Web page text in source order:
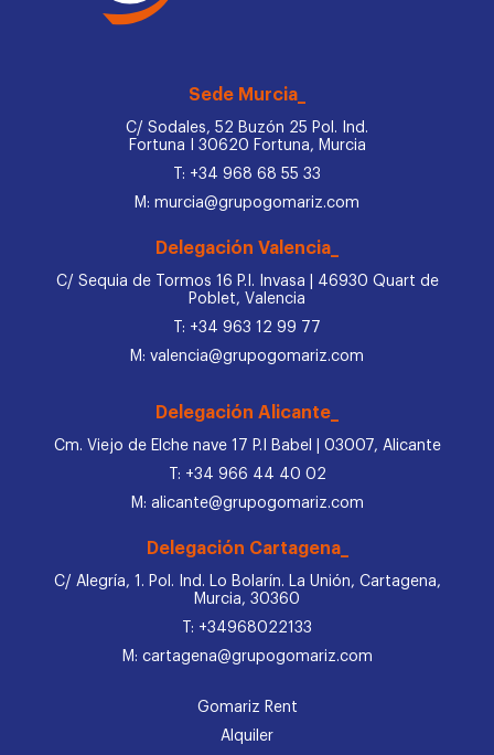
Sede Murcia_
C/ Sodales, 52 Buzón 25 Pol. Ind.
Fortuna I 30620 Fortuna, Murcia
T: +34 968 68 55 33
M: murcia@grupogomariz.com
Delegación Valencia_
C/ Sequia de Tormos 16 P.I. Invasa | 46930 Quart de
Poblet, Valencia
T: +34 963 12 99 77
M: valencia@grupogomariz.com
Delegación Alicante_
Cm. Viejo de Elche nave 17 P.I Babel | 03007, Alicante
T: +34 966 44 40 02
M: alicante@grupogomariz.com
Delegación Cartagena_
C/ Alegría, 1. Pol. Ind. Lo Bolarín. La Unión, Cartagena,
Murcia, 30360
T: +34968022133
M: cartagena@grupogomariz.com
Gomariz Rent
Alquiler